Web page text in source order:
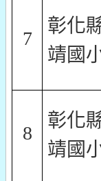
7
彰化
靖國
8
彰化
靖國